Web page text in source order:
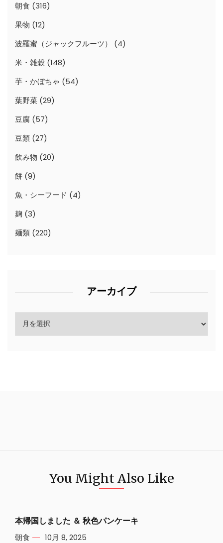
朝食 (316)
果物 (12)
波羅蜜（ジャックフルーツ）
(4)
米・雑穀 (148)
芋・かぼちゃ (54)
葉野菜 (29)
豆腐 (57)
豆類 (27)
飲み物 (20)
餅 (9)
魚・シーフード (4)
麹 (3)
麺類 (220)
アーカイブ
You Might Also Like
本帰国しました ＆ 秋色パンケーキ
朝食 10月 8, 2025